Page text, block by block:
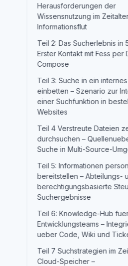
Herausforderungen der
Wissensnutzung im
Informationsflut
Teil 2: Das Sucherlebnis in
Erster Kontakt mit Fess per
Compose
Teil 3: Suche in ein
einbetten – Szenario zur
einer Suchfunktion in
Websites
Teil 4 Verstreute Dateien
durchsuchen –
Suche in Multi-Source-
Teil 5: Informationen
bereitstellen – Abteilungs-
berechtigungsbasierte
Suchergebnisse
Teil 6: Knowledge-Hub
Entwicklungsteams –
ueber Code, Wiki und
Teil 7 Suchstrategien im
Cloud-Speicher –